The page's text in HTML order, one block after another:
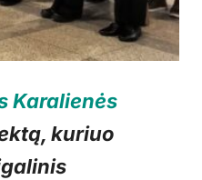
Karalienės
kuriuo